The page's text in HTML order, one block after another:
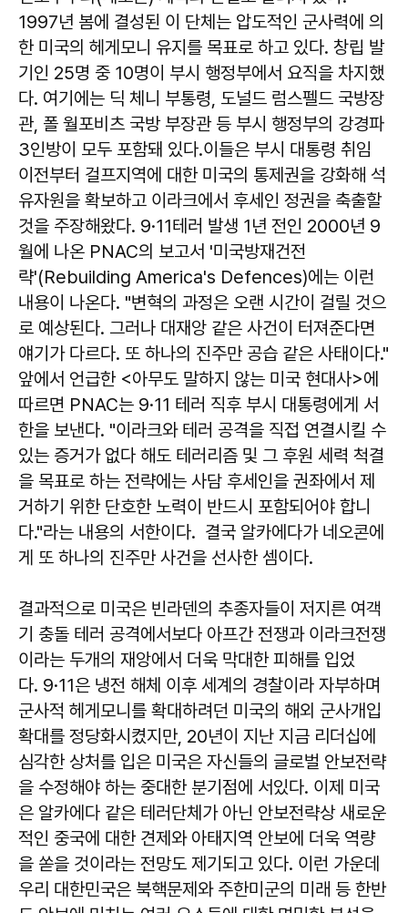
1997년 봄에 결성된 이 단체는 압도적인 군사력에 의
한 미국의 헤게모니 유지를 목표로 하고 있다. 창립 발
기인 25명 중 10명이 부시 행정부에서 요직을 차지했
다. 여기에는 딕 체니 부통령, 도널드 럼스펠드 국방장
관, 폴 월포비츠 국방 부장관 등 부시 행정부의 강경파
3인방이 모두 포함돼 있다.이들은 부시 대통령 취임
이전부터 걸프지역에 대한 미국의 통제권을 강화해 석
유자원을 확보하고 이라크에서 후세인 정권을 축출할
것을 주장해왔다. 9·11테러 발생 1년 전인 2000년 9
월에 나온 PNAC의 보고서 '미국방재건전
략'(Rebuilding America's Defences)에는 이런
내용이 나온다. "변혁의 과정은 오랜 시간이 걸릴 것으
로 예상된다. 그러나 대재앙 같은 사건이 터져준다면
얘기가 다르다. 또 하나의 진주만 공습 같은 사태이다."
앞에서 언급한 <아무도 말하지 않는 미국 현대사>에
따르면 PNAC는 9·11 테러 직후 부시 대통령에게 서
한을 보낸다. "이라크와 테러 공격을 직접 연결시킬 수
있는 증거가 없다 해도 테러리즘 및 그 후원 세력 척결
을 목표로 하는 전략에는 사담 후세인을 권좌에서 제
거하기 위한 단호한 노력이 반드시 포함되어야 합니
다."라는 내용의 서한이다. 결국 알카에다가 네오콘에
게 또 하나의 진주만 사건을 선사한 셈이다.
결과적으로 미국은 빈라덴의 추종자들이 저지른 여객
기 충돌 테러 공격에서보다 아프간 전쟁과 이라크전쟁
이라는 두개의 재앙에서 더욱 막대한 피해를 입었
다. 9·11은 냉전 해체 이후 세계의 경찰이라 자부하며
군사적 헤게모니를 확대하려던 미국의 해외 군사개입
확대를 정당화시켰지만, 20년이 지난 지금 리더십에
심각한 상처를 입은 미국은 자신들의 글로벌 안보전략
을 수정해야 하는 중대한 분기점에 서있다. 이제 미국
은 알카에다 같은 테러단체가 아닌 안보전략상 새로운
적인 중국에 대한 견제와 아태지역 안보에 더욱 역량
을 쏟을 것이라는 전망도 제기되고 있다. 이런 가운데
우리 대한민국은 북핵문제와 주한미군의 미래 등 한반